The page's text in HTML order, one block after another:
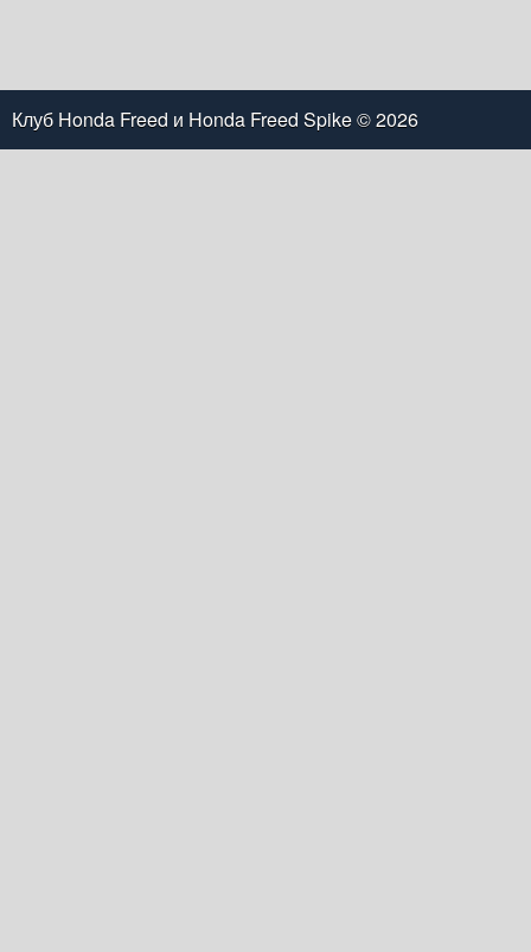
Клуб Honda Freed и Honda Freed Spike© 2026